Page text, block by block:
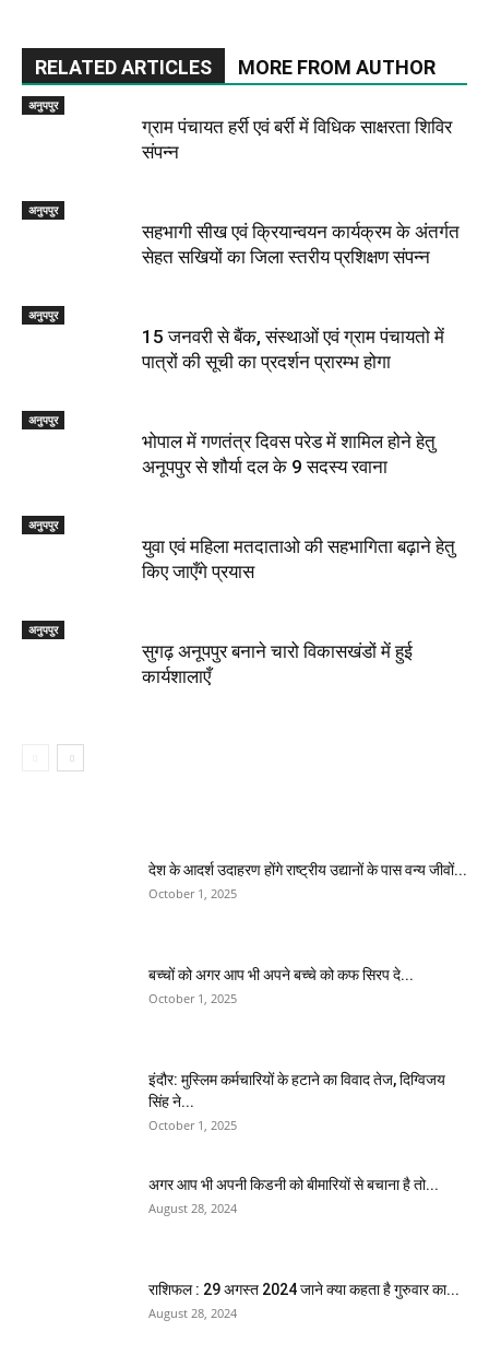
RELATED ARTICLES MORE FROM AUTHOR
अनुपपुर
ग्राम पंचायत हर्री एवं बर्री में विधिक साक्षरता शिविर
संपन्न
अनुपपुर
सहभागी सीख एवं क्रियान्वयन कार्यक्रम के अंतर्गत
सेहत सखियों का जिला स्तरीय प्रशिक्षण संपन्न
अनुपपुर
15 जनवरी से बैंक, संस्थाओं एवं ग्राम पंचायतो में
पात्रों की सूची का प्रदर्शन प्रारम्भ होगा
अनुपपुर
भोपाल में गणतंत्र दिवस परेड में शामिल होने हेतु
अनूपपुर से शौर्या दल के 9 सदस्य रवाना
अनुपपुर
युवा एवं महिला मतदाताओ की सहभागिता बढ़ाने हेतु
किए जाएँगे प्रयास
अनुपपुर
सुगढ़ अनूपपुर बनाने चारो विकासखंडों में हुई
कार्यशालाएँ
देश के आदर्श उदाहरण होंगे राष्ट्रीय उद्यानों के पास वन्य जीवों...
October 1, 2025
बच्चों को अगर आप भी अपने बच्चे को कफ सिरप दे...
October 1, 2025
इंदौर: मुस्लिम कर्मचारियों के हटाने का विवाद तेज, दिग्विजय
सिंह ने...
October 1, 2025
अगर आप भी अपनी किडनी को बीमारियों से बचाना है तो...
August 28, 2024
राशिफल : 29 अगस्त 2024 जाने क्या कहता है गुरुवार का...
August 28, 2024